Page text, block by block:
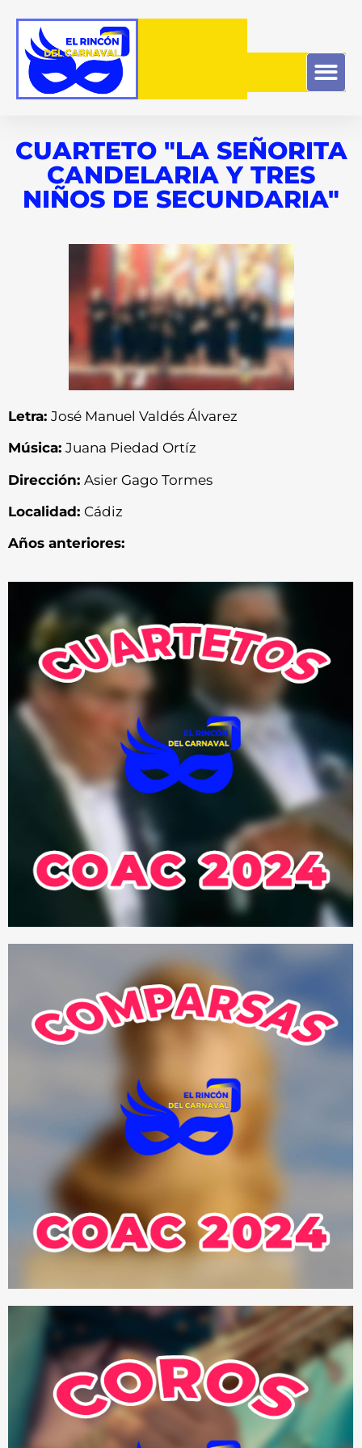
CUARTETO "LA SEÑORITA
CANDELARIA Y TRES
NIÑOS DE SECUNDARIA"
Letra: José Manuel Valdés Álvarez
Música: Juana Piedad Ortíz
Dirección: Asier Gago Tormes
Localidad: Cádiz
Años anteriores: